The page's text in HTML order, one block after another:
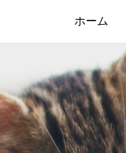
ホーム